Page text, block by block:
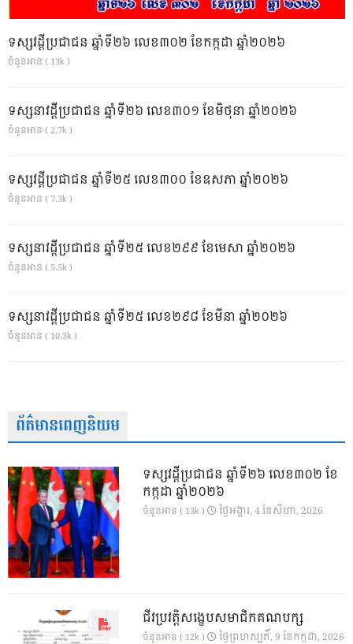
ទស្សវដ្តីប្រជាជន ឆ្នាំទី២៦ លេខ៣០២ ខែកក្កដា ឆ្នាំ២០២៦
ចំនួនអាន ( 13k )
ទស្សនាវដ្ដីប្រជាជន ឆ្នាំទី២៦ លេខ៣០១ ខែមិថុនា ឆ្នាំ២០២៦
ចំនួនអាន ( 2.7k )
ទស្សវដ្តីប្រជាជន ឆ្នាំទី២៥ លេខ៣០០ ខែឧសភា ឆ្នាំ២០២៦
ចំនួនអាន ( 7.3k )
ទស្សនាវដ្ដីប្រជាជន ឆ្នាំទី២៥ លេខ២៩៩ ខែមេសា ឆ្នាំ២០២៦
ចំនួនអាន ( 5.5k )
ទស្សនាវដ្ដីប្រជាជន ឆ្នាំទី២៥ លេខ២៩៨ ខែមីនា ឆ្នាំ២០២៦
ចំនួនអាន ( 10.3k )
ព័ត៌មានពេញនិយម
ទស្សវដ្តីប្រជាជន ឆ្នាំទី២៦ លេខ៣០២ ខែ
កក្កដា ឆ្នាំ២០២៦
ចំនួនអាន ( 13k ) ថ្ងៃ​អង្គារ, 4 ខែ​សីហា, 2026
ជីវប្រវត្តិសង្ខេបសមាជិកគណបក្ស
ចំនួនអាន ( 12k ) ថ្ងៃ​ព្រហស្បតិ៍, 9 ខែ​កក្កដា, 2026